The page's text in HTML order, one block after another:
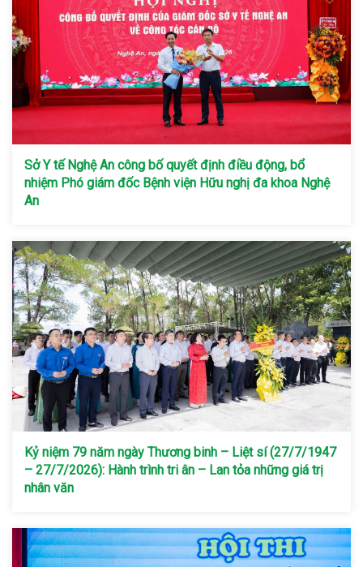
Sở Y tế Nghệ An công bố quyết định điều động, bổ
nhiệm Phó giám đốc Bệnh viện Hữu nghị đa khoa Nghệ
An
Kỷ niệm 79 năm ngày Thương binh – Liệt sí (27/7/1947
– 27/7/2026): Hành trình tri ân – Lan tỏa những giá trị
nhân văn